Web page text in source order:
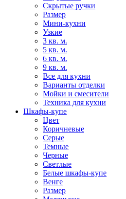
Скрытые ручки
Размер
Мини-кухни
Узкие
3 кв. м.
5 кв. м.
6 кв. м.
9 кв. м.
Все для кухни
Варианты отделки
Мойки и смесители
Техника для кухни
Шкафы-купе
Цвет
Коричневые
Серые
Темные
Черные
Светлые
Белые шкафы-купе
Венге
Размер